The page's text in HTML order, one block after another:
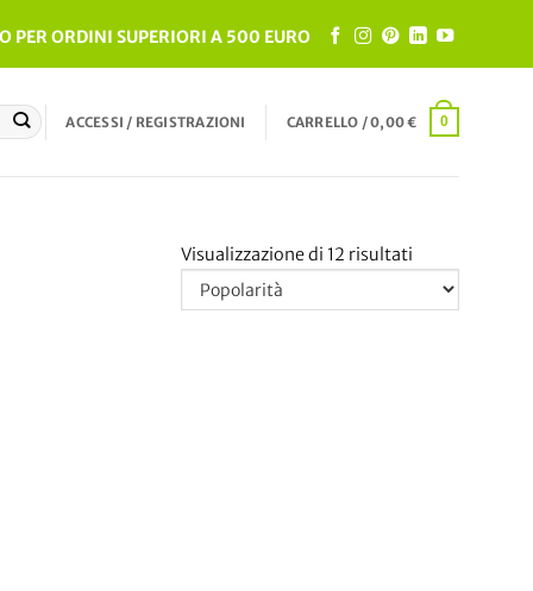
PER ORDINI SUPERIORI A 500 EURO
ACCESSI / REGISTRAZIONI CARRELLO /0,00€ 0
Visualizzazione di 12 risultati